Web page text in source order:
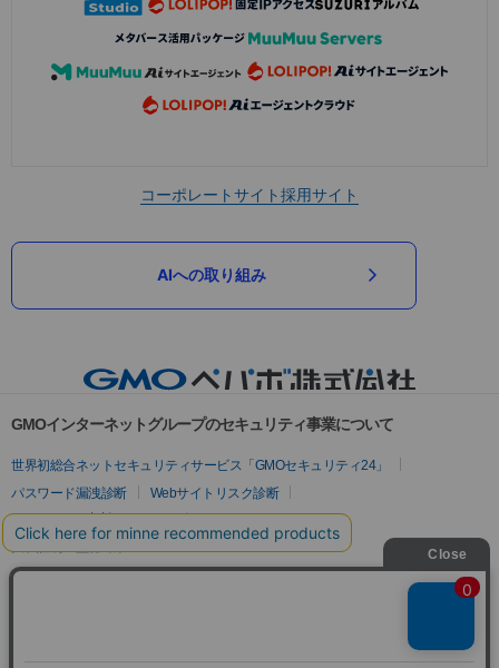
コーポレートサイト採用サイト
AIへの取り組み
GMOインターネットグループのセキュリティ事業について
世界初総合ネットセキュリティサービス「GMOセキュリティ24」
パスワード漏洩診断
Webサイトリスク診断
セキュリティ相談AIチャットボット
実在証明・盗聴対策
サイバー攻撃対策（GMOサイバーセキュリティ byイエラエ）